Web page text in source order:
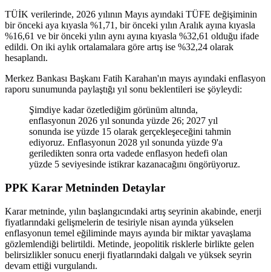
TÜİK verilerinde, 2026 yılının Mayıs ayındaki TÜFE değişiminin
bir önceki aya kıyasla %1,71, bir önceki yılın Aralık ayına kıyasla
%16,61 ve bir önceki yılın aynı ayına kıyasla %32,61 olduğu ifade
edildi. On iki aylık ortalamalara göre artış ise %32,24 olarak
hesaplandı.
Merkez Bankası Başkanı Fatih Karahan'ın mayıs ayındaki enflasyon
raporu sunumunda paylaştığı yıl sonu beklentileri ise şöyleydi:
Şimdiye kadar özetlediğim görünüm altında,
enflasyonun 2026 yıl sonunda yüzde 26; 2027 yıl
sonunda ise yüzde 15 olarak gerçekleşeceğini tahmin
ediyoruz. Enflasyonun 2028 yıl sonunda yüzde 9'a
geriledikten sonra orta vadede enflasyon hedefi olan
yüzde 5 seviyesinde istikrar kazanacağını öngörüyoruz.
PPK Karar Metninden Detaylar
Karar metninde, yılın başlangıcındaki artış seyrinin akabinde, enerji
fiyatlarındaki gelişmelerin de tesiriyle nisan ayında yükselen
enflasyonun temel eğiliminde mayıs ayında bir miktar yavaşlama
gözlemlendiği belirtildi. Metinde, jeopolitik risklerle birlikte gelen
belirsizlikler sonucu enerji fiyatlarındaki dalgalı ve yüksek seyrin
devam ettiği vurgulandı.